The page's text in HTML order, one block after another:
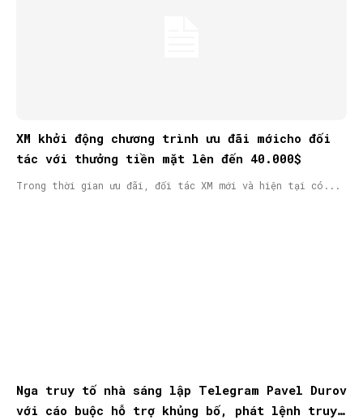
XM khởi động chương trình ưu đãi mớicho đối
tác với thưởng tiền mặt lên đến 40.000$
Trong thời gian ưu đãi, đối tác XM mới và hiện tại có...
Nga truy tố nhà sáng lập Telegram Pavel Durov
với cáo buộc hỗ trợ khủng bố, phát lệnh truy